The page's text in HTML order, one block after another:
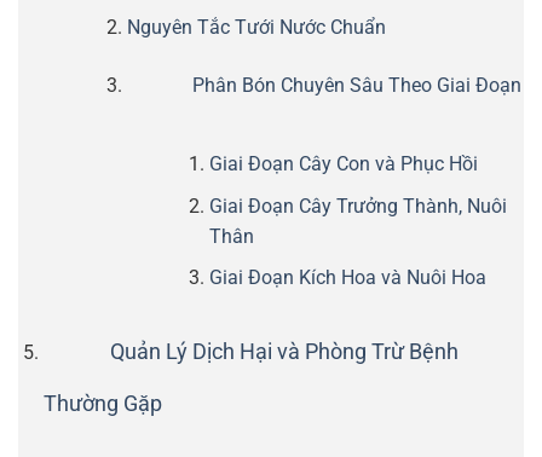
Nguyên Tắc Tưới Nước Chuẩn
Phân Bón Chuyên Sâu Theo Giai Đoạn
Giai Đoạn Cây Con và Phục Hồi
Giai Đoạn Cây Trưởng Thành, Nuôi
Thân
Giai Đoạn Kích Hoa và Nuôi Hoa
Quản Lý Dịch Hại và Phòng Trừ Bệnh
Thường Gặp